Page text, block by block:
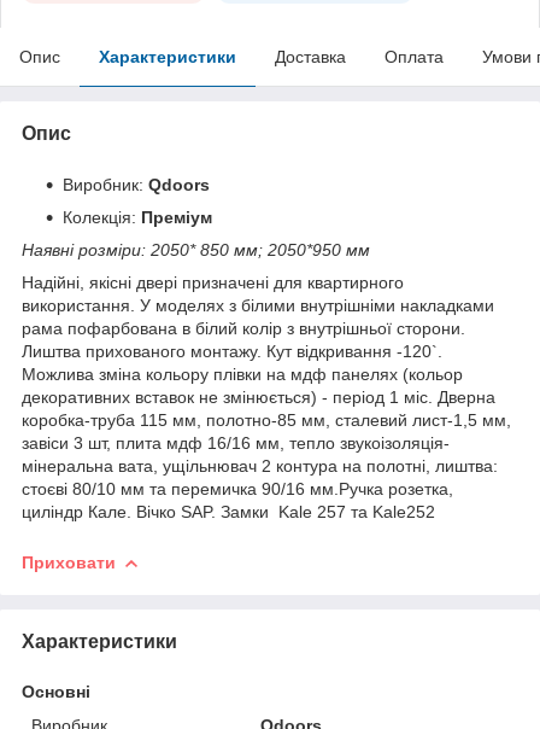
Опис Характеристики Доставка Оплата Умови
Опис
Виробник: Qdoors
Колекція: Преміум
Наявні розміри: 2050* 850 мм; 2050*950 мм
Надійні, якісні двері призначені для квартирного
використання. У моделях з білими внутрішніми накладками
рама пофарбована в білий колір з внутрішньої сторони.
Лиштва прихованого монтажу. Кут відкривання -120`.
Можлива зміна кольору плівки на мдф панелях (кольор
декоративних вставок не змінюється) - період 1 міс. Дверна
коробка-труба 115 мм, полотно-85 мм, сталевий лист-1,5 мм,
завіси 3 шт, плита мдф 16/16 мм, тепло звукоізоляція-
мінеральна вата, ущільнювач 2 контура на полотні, лиштва:
стоєві 80/10 мм та перемичка 90/16 мм.Ручка розетка,
циліндр Кале. Вічко SAP. Замки Kale 257 та Kale252
Приховати
Характеристики
Основні
Виробник
Qdoors